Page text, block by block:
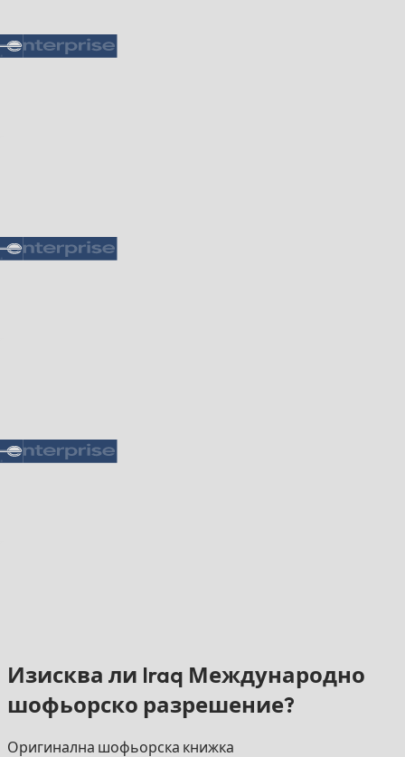
Изисква ли Iraq Международно
шофьорско разрешение?
Оригинална шофьорска книжка